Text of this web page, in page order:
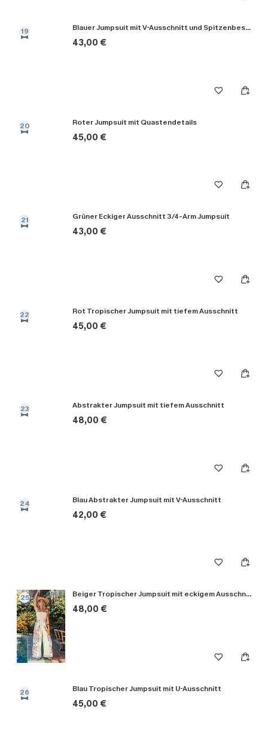
19 Blauer Jumpsuit mit V-Ausschnitt und Spitzenbesatz
43,00 €
20 Roter Jumpsuit mit Quastendetails
45,00 €
21 Grüner Eckiger Ausschnitt 3/4-Arm Jumpsuit
43,00 €
22 Rot Tropischer Jumpsuit mit tiefem Ausschnitt
45,00 €
23 Abstrakter Jumpsuit mit tiefem Ausschnitt
48,00 €
24 Blau Abstrakter Jumpsuit mit V-Ausschnitt
42,00 €
25 Beiger Tropischer Jumpsuit mit eckigem Ausschnitt
48,00 €
26 Blau Tropischer Jumpsuit mit U-Ausschnitt
45,00 €